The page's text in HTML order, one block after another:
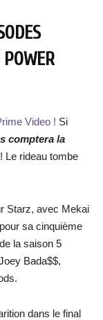
Video ! Si
comptera la
Le rideau tombe
Starz, avec Mekai
sa cinquième
la saison 5
Bada$$,
dans le final